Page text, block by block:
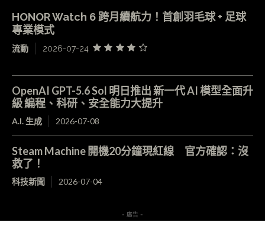
HONOR Watch 6 跨月續航力！首創羽毛球 + 足球
專業模式
流動 2026-07-24
OpenAI GPT-5.6 Sol 明日推出 新一代 AI 模型全面升
級 編程、科研、安全能力大提升
A.I. 生成 2026-07-08
Steam Machine 開機20分鐘現紅線 官方確認：沒
救了！
科技新聞 2026-07-04
- 廣告 -